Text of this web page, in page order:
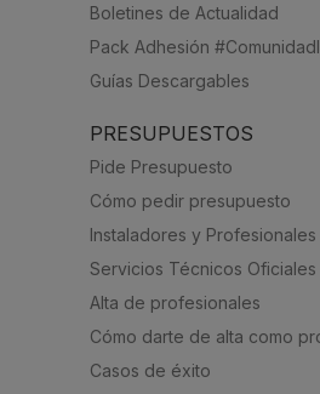
Boletines de Actualidad
Pack Adhesión
Guías Descargables
PRESUPUESTOS
Pide Presupuesto
Cómo pedir presupuesto
Instaladores y Profesionales
Servicios Técnicos Oficiales
Alta de profesionales
Cómo darte de alta como
Casos de éxito